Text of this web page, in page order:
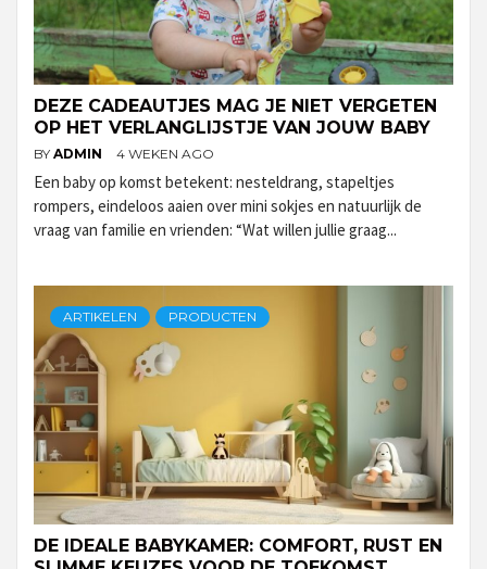
DEZE CADEAUTJES MAG JE NIET VERGETEN
OP HET VERLANGLIJSTJE VAN JOUW BABY
BY ADMIN 4 WEKEN AGO
Een baby op komst betekent: nesteldrang, stapeltjes
rompers, eindeloos aaien over mini sokjes en natuurlijk de
vraag van familie en vrienden: “Wat willen jullie graag...
ARTIKELEN PRODUCTEN
DE IDEALE BABYKAMER: COMFORT, RUST EN